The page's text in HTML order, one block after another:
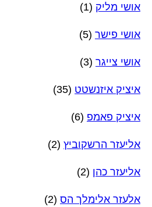
אושי מליק (1)
אושי פישר (5)
אושי צייגר (3)
איציק איזנשטט (35)
איציק פאמפ (6)
אליעזר הרשקוביץ (2)
אליעזר כהן (2)
אלעזר אלימלך הס (2)